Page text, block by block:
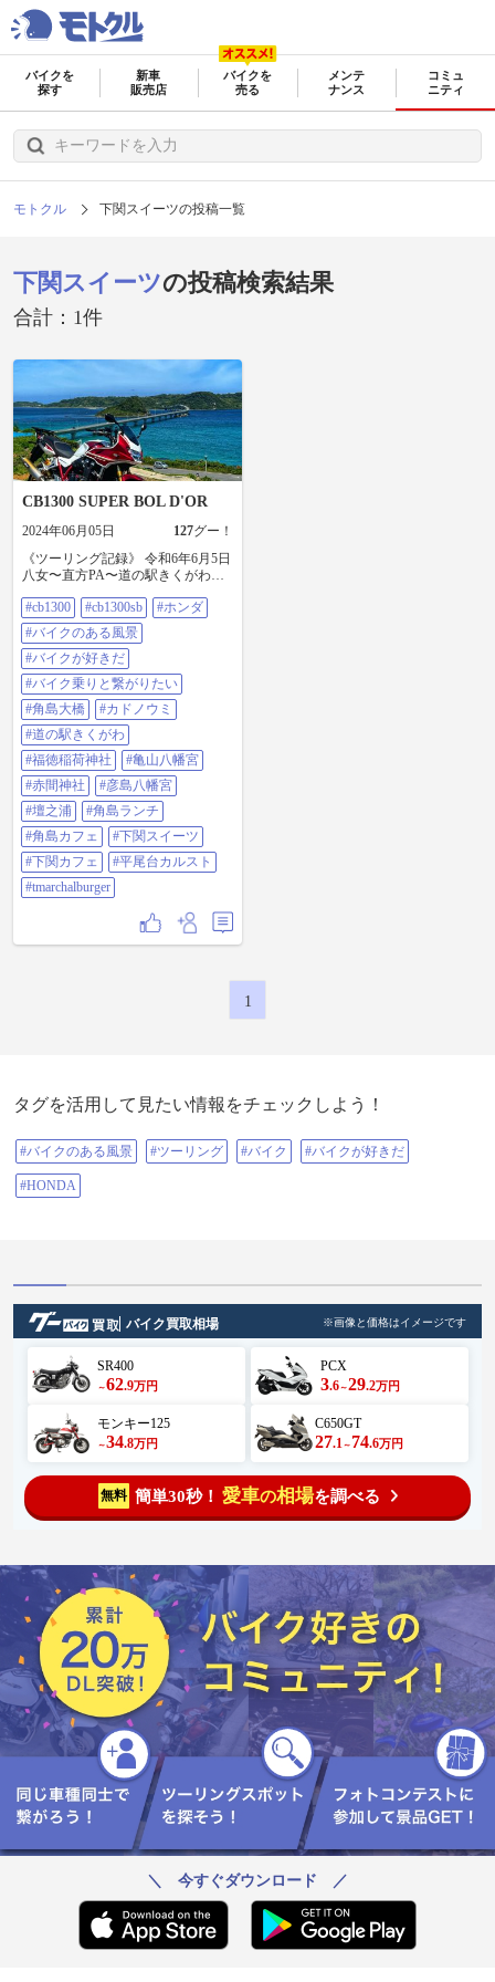
バイクを
探す
新車
販売店
バイクを
売る
メンテ
ナンス
コミュ
ニティ
モトクル 下関スイーツの投稿一覧
下関スイーツの投稿検索結果
合計：1件
CB1300 SUPER BOL D'OR
2024年06月05日 127グー！
《ツーリング記録》 令和6年6月5日
八女〜直方PA〜道の駅きくがわ〜
神社〜ALLEY〜亀山八幡宮〜赤間
神社〜彦島八幡宮〜壇之浦PA〜平
尾台カルスト〜TMARCHAL
BURGER〜南関 #cb1300 #cb1300sb
#ホンダ #バイクのある風景 #バイ
クが好きだ #バイク乗りと繋がりた
い #角島大橋 #カドノウミ #道の
駅きくがわ #福徳稲荷神社 #亀山八
幡宮 #赤間神社 #彦島八幡宮 #壇之
浦 #角島ランチ #角島カフェ #下関
スイーツ #下関カフェ #平尾台カル
スト #tmarchalburger
#cb1300 #cb1300sb
#ホンダ
#バイクのある風景
#バイクが好きだ
#バイク乗りと繋がりたい
#角島大橋
#カドノウミ
#道の駅きくがわ
#福徳稲荷神社
#亀山八幡宮
#赤間神社
#彦島八幡宮
#壇之浦
#角島ランチ
#角島カフェ
#下関スイーツ
#下関カフェ
#平尾台カルスト
#tmarchalburger
1
タグを活用して見たい情報をチェックしよう！
#バイクのある風景 #ツーリング #バイク #バイクが好きだ
#HONDA
バイク買取相場 ※画像と価格はイメージです
SR400
～62.9万円
PCX
3.6～29.2万円
モンキー125
～34.8万円
C650GT
27.1 ～ 74.6万円
無料 簡単30秒！ 愛車の相場を調べる
＼ 今すぐダウンロード ／